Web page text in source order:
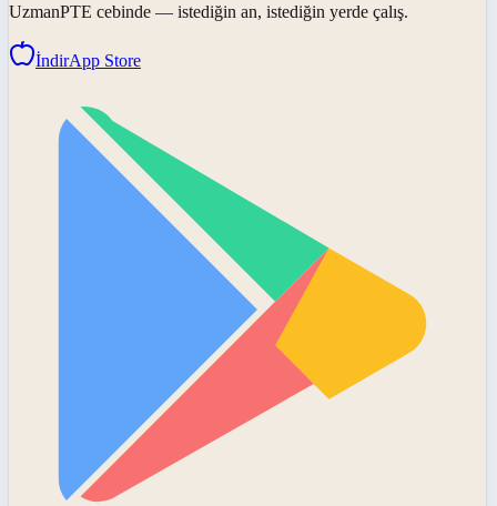
UzmanPTE cebinde — istediğin an, istediğin yerde çalış.
İndirApp Store